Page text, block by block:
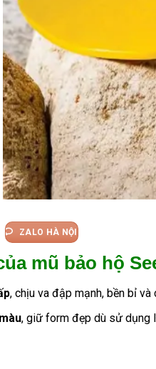
ZALO HÀ NỘI
mũ bảo hộ
, chịu va đập mạnh, bền bỉ và
, giữ form đẹp dù sử dụng